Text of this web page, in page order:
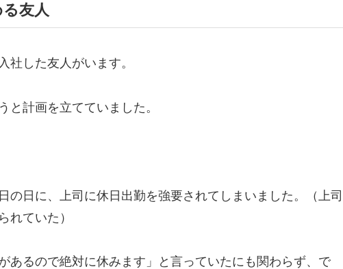
友人
社した友人がいます。
と計画を立てていました。
の日に、上司に休日出勤を強要されてしまいました。（上司
れていた）
あるので絶対に休みます」と言っていたにも関わらず、で